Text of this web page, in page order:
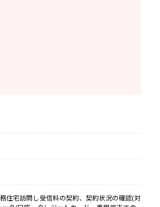
住宅訪問し受信料の契約、契約状況の確認(対